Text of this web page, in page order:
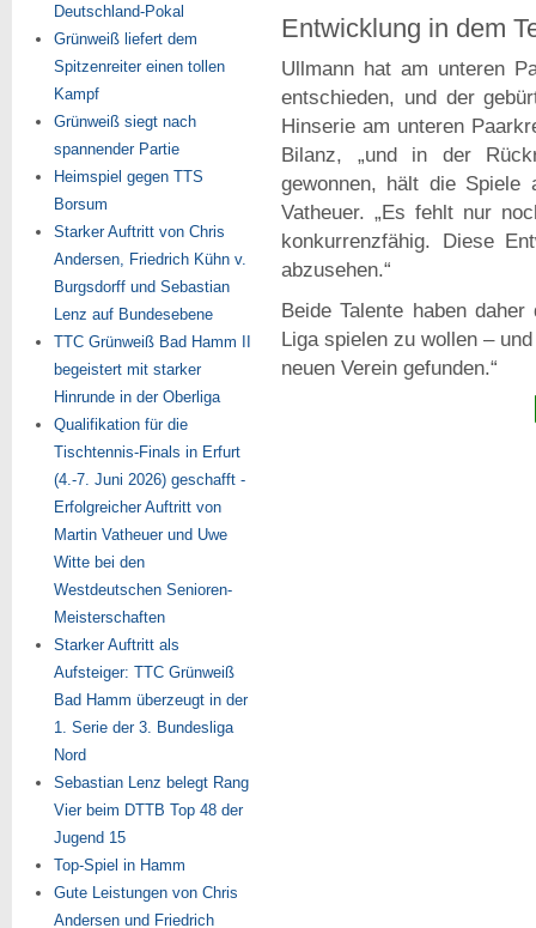
Entwicklung in dem
Ullmann hat am unteren
entschieden, und der
Hinserie am unteren
Bilanz, „und in der
gewonnen, hält die Spiele
Vatheuer. „Es fehlt nur
konkurrenzfähig. Diese
abzusehen.“
Beide Talente haben
Liga spielen zu wollen –
neuen Verein gefunden.“
Deutschland-Pokal
Grünweiß liefert dem
Spitzenreiter einen tollen
Kampf
Grünweiß siegt nach
spannender Partie
Heimspiel gegen TTS
Borsum
Starker Auftritt von Chris
Andersen, Friedrich Kühn v.
Burgsdorff und Sebastian
Lenz auf Bundesebene
TTC Grünweiß Bad Hamm II
begeistert mit starker
Hinrunde in der Oberliga
Qualifikation für die
Tischtennis-Finals in Erfurt
(4.-7. Juni 2026) geschafft -
Erfolgreicher Auftritt von
Martin Vatheuer und Uwe
Witte bei den
Westdeutschen Senioren-
Meisterschaften
Starker Auftritt als
Aufsteiger: TTC Grünweiß
Bad Hamm überzeugt in der
1. Serie der 3. Bundesliga
Nord
Sebastian Lenz belegt Rang
Vier beim DTTB Top 48 der
Jugend 15
Top-Spiel in Hamm
Gute Leistungen von Chris
Andersen und Friedrich